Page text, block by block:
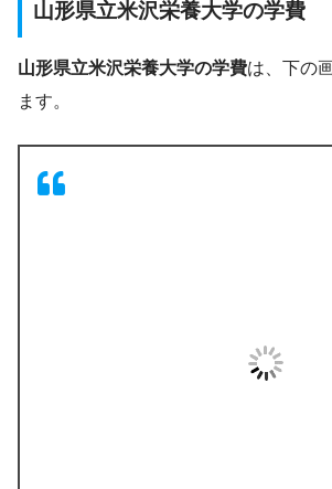
山形県立米沢栄養大学の学費
山形県立米沢栄養大学の学費は、下の
ます。